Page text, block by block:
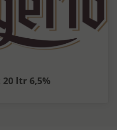
ltr 6,5%